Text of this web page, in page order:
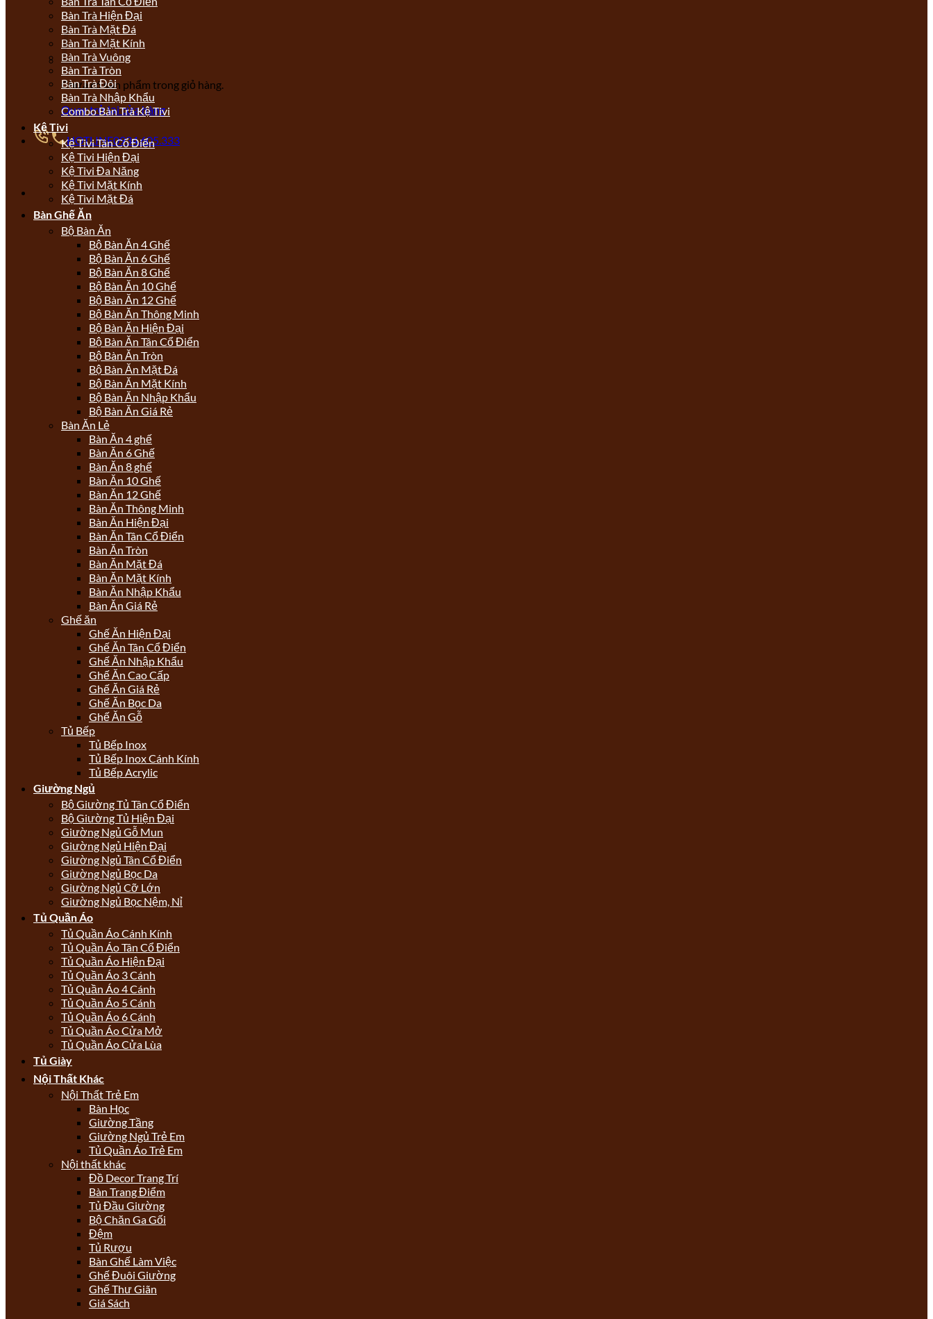
Chưa có sản phẩm trong giỏ hàng.
Quay trở lại cửa hàng
HOTLINE0934.605.333
Bàn Trà Hiện Đại
Bàn Trà Mặt Đá
Bàn Trà Mặt Kính
Bàn Trà Vuông
Bàn Trà Tròn
Bàn Trà Đôi
Bàn Trà Nhập Khẩu
Combo Bàn Trà Kệ Tivi
Kệ Tivi
Kệ Tivi Tân Cổ Điển
Kệ Tivi Hiện Đại
Kệ Tivi Đa Năng
Kệ Tivi Mặt Kính
Kệ Tivi Mặt Đá
Bàn Ghế Ăn
Bộ Bàn Ăn
Bộ Bàn Ăn 4 Ghế
Bộ Bàn Ăn 6 Ghế
Bộ Bàn Ăn 8 Ghế
Bộ Bàn Ăn 10 Ghế
Bộ Bàn Ăn 12 Ghế
Bộ Bàn Ăn Thông Minh
Bộ Bàn Ăn Hiện Đại
Bộ Bàn Ăn Tân Cổ Điển
Bộ Bàn Ăn Tròn
Bộ Bàn Ăn Mặt Đá
Bộ Bàn Ăn Mặt Kính
Bộ Bàn Ăn Nhập Khẩu
Bộ Bàn Ăn Giá Rẻ
Bàn Ăn Lẻ
Bàn Ăn 4 ghế
Bàn Ăn 6 Ghế
Bàn Ăn 8 ghế
Bàn Ăn 10 Ghế
Bàn Ăn 12 Ghế
Bàn Ăn Thông Minh
Bàn Ăn Hiện Đại
Bàn Ăn Tân Cổ Điển
Bàn Ăn Tròn
Bàn Ăn Mặt Đá
Bàn Ăn Mặt Kính
Bàn Ăn Nhập Khẩu
Bàn Ăn Giá Rẻ
Ghế ăn
Ghế Ăn Hiện Đại
Ghế Ăn Tân Cổ Điển
Ghế Ăn Nhập Khẩu
Ghế Ăn Cao Cấp
Ghế Ăn Giá Rẻ
Ghế Ăn Bọc Da
Ghế Ăn Gỗ
Tủ Bếp
Tủ Bếp Inox
Tủ Bếp Inox Cánh Kính
Tủ Bếp Acrylic
Giường Ngủ
Bộ Giường Tủ Tân Cổ Điển
Bộ Giường Tủ Hiện Đại
Giường Ngủ Gỗ Mun
Giường Ngủ Hiện Đại
Giường Ngủ Tân Cổ Điển
Giường Ngủ Bọc Da
Giường Ngủ Cỡ Lớn
Giường Ngủ Bọc Nệm, Nỉ
Tủ Quần Áo
Tủ Quần Áo Cánh Kính
Tủ Quần Áo Tân Cổ Điển
Tủ Quần Áo Hiện Đại
Tủ Quần Áo 3 Cánh
Tủ Quần Áo 4 Cánh
Tủ Quần Áo 5 Cánh
Tủ Quần Áo 6 Cánh
Tủ Quần Áo Cửa Mở
Tủ Quần Áo Cửa Lùa
Tủ Giày
Nội Thất Khác
Nội Thất Trẻ Em
Bàn Học
Giường Tầng
Giường Ngủ Trẻ Em
Tủ Quần Áo Trẻ Em
Nội thất khác
Đồ Decor Trang Trí
Bàn Trang Điểm
Tủ Đầu Giường
Bộ Chăn Ga Gối
Đệm
Tủ Rượu
Bàn Ghế Làm Việc
Ghế Đuôi Giường
Ghế Thư Giãn
Giá Sách